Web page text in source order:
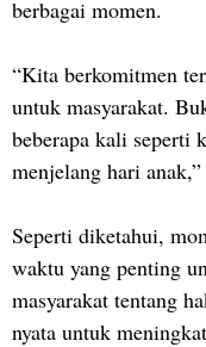
berbagai momen.
“Kita berkomitmen
untuk masyarakat.
beberapa kali seperti
menjelang hari
Seperti diketahui,
waktu yang penting
masyarakat tentang
nyata untuk